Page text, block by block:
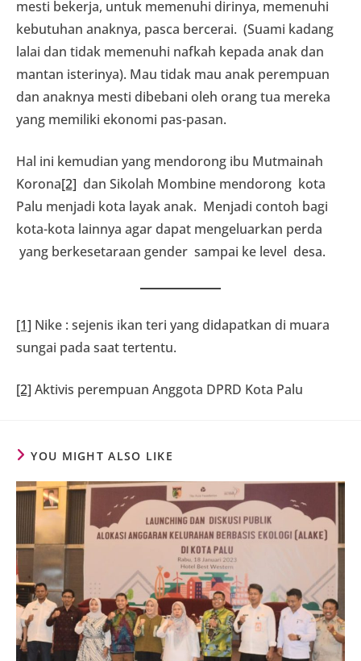
mesti bekerja, untuk memenuhi dirinya, memenuhi
kebutuhan anaknya, pasca bercerai. (Suami kadang
lalai dan tidak memenuhi nafkah kepada anak dan
mantan isterinya). Mau tidak mau anak perempuan
dan anaknya mesti dibebani oleh orang tua mereka
yang memiliki ekonomi pas-pasan.
Hal ini kemudian yang mendorong ibu Mutmainah
Korona[2] dan Sikolah Mombine mendorong kota
Palu menjadi kota layak anak. Menjadi contoh bagi
kota-kota lainnya agar dapat mengeluarkan perda
yang berkesetaraan gender sampai ke level desa.
[1] Nike : sejenis ikan teri yang didapatkan di muara
sungai pada saat tertentu.
[2] Aktivis perempuan Anggota DPRD Kota Palu
YOU MIGHT ALSO LIKE